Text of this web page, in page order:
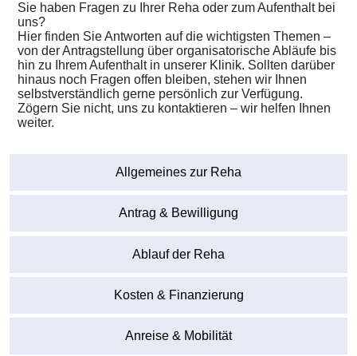
Sie haben Fragen zu Ihrer Reha oder zum Aufenthalt bei
uns?
Hier finden Sie Antworten auf die wichtigsten Themen –
von der Antragstellung über organisatorische Abläufe bis
hin zu Ihrem Aufenthalt in unserer Klinik. Sollten darüber
hinaus noch Fragen offen bleiben, stehen wir Ihnen
selbstverständlich gerne persönlich zur Verfügung.
Zögern Sie nicht, uns zu kontaktieren – wir helfen Ihnen
weiter.
Allgemeines zur Reha
Antrag & Bewilligung
Ablauf der Reha
Kosten & Finanzierung
Anreise & Mobilität